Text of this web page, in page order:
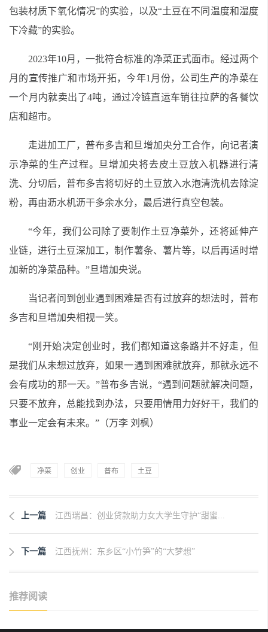
包装材质下氧化情况”的实验，以及“土豆在不同温度和湿度
下冷藏”的实验。
2023年10月，一批符合标准的净菜正式面市。经过两个
月的宣传推广和市场开拓，今年1月份，公司生产的净菜在
一个月内就卖出了4吨，通过冷链直运车销往拉萨的各餐饮
店和超市。
走进加工厂，普布多吉和旦增加央分工合作，向记者演
示净菜的生产过程。旦增加央将去皮土豆放入机器进行清
洗、分切后，普布多吉将切好的土豆放入水泡清洗机去除淀
粉，再由沥水机沥干多余水分，最后进行真空包装。
“今年，我们公司除了要制作土豆净菜外，还将延伸产
业链，进行土豆深加工，制作薯条、薯片等，以后再适时增
加新的净菜品种。”旦增加央说。
当记者问到创业遇到困难是否有过放弃的想法时，普布
多吉和旦增加央相视一笑。
“刚开始决定创业时，我们都知道这条路并不好走，但
是我们从未想过放弃，如果一遇到困难就放弃，那就永远不
会有成功的那一天。”普布多吉说，“遇到问题就解决问题，
只要不放弃，总能找到办法，只要用情用力好好干，我们的
事业一定会有未来。”（万李 刘枫）
净菜 创业 普布 土豆
上一篇 江西瑞昌：创业贷款助力女大学生守护“甜蜜...
下一篇 江西抚州：东乡区“小竹笋”的“大梦想”
推荐阅读